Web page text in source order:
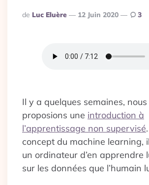
Publié
De Luc Eluère 12 Juin 2020 3
Il y a quelques semaines, nous
proposions une introduction à
l’apprentissage non supervisé
concept du machine learning,
un ordinateur d’en apprendre
sur les données que l’humain